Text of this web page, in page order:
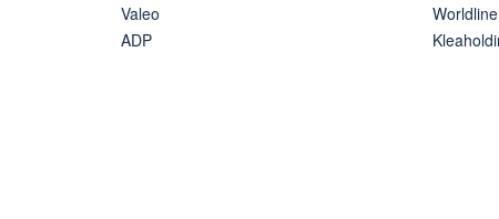
Valeo
ADP
Worldline